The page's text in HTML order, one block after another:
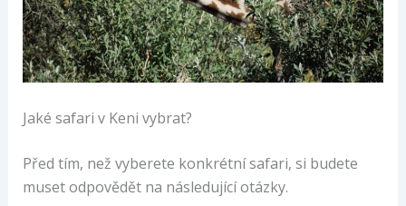
Jaké safari v Keni vybrat?
Před tím, než vyberete konkrétní safari, si budete
muset odpovědět na následující otázky.